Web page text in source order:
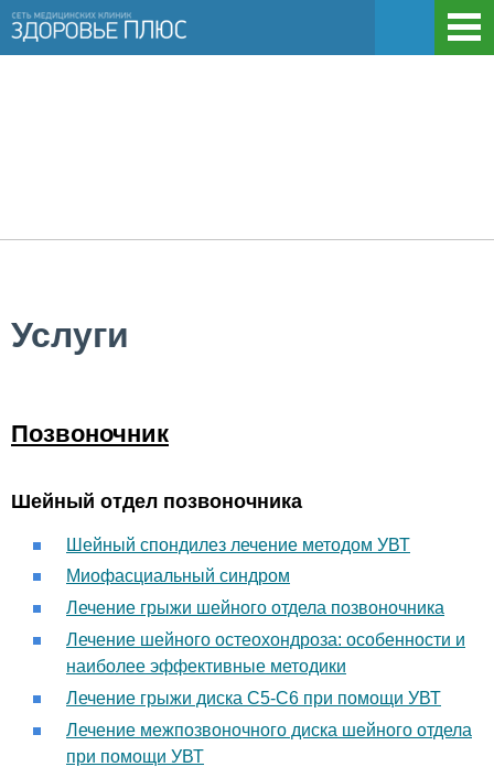
Услуги
Позвоночник
Шейный отдел позвоночника
Шейный спондилез лечение методом УВТ
Миофасциальный синдром
Лечение грыжи шейного отдела позвоночника
Лечение шейного остеохондроза: особенности и
наиболее эффективные методики
Лечение грыжи диска С5-С6 при помощи УВТ
Лечение межпозвоночного диска шейного отдела
при помощи УВТ